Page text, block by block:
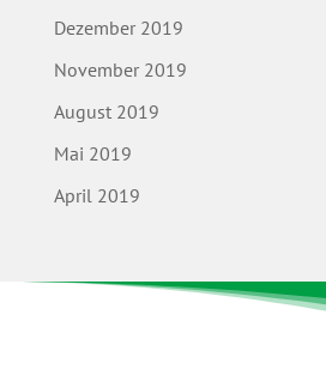
Dezember 2019
November 2019
August 2019
Mai 2019
April 2019